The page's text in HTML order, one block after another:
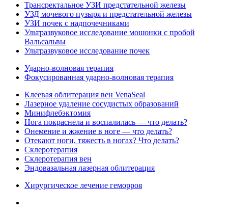
Трансректальное УЗИ предстательной железы
УЗД мочевого пузыря и предстательной железы
УЗИ почек с надпочечниками
Ультразвуковое исследование мошонки с пробой
Вальсальвы
Ультразвуковое исследование почек
Ударно-волновая терапия
Фокусированная ударно-волновая терапия
Клеевая облитерация вен VenaSeal
Лазерное удаление сосудистых образований
Минифлебэктомия
Нога покраснела и воспалилась — что делать?
Онемение и жжение в ноге — что делать?
Отекают ноги, тяжесть в ногах? Что делать?
Склеротерапия
Склеротерапия вен
Эндовазальная лазерная облитерация
Хирургическое лечение геморроя